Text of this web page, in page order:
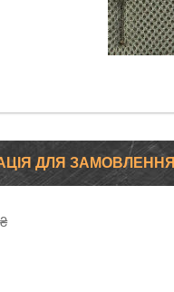
ДЛЯ ЗАМОВЛЕННЯ